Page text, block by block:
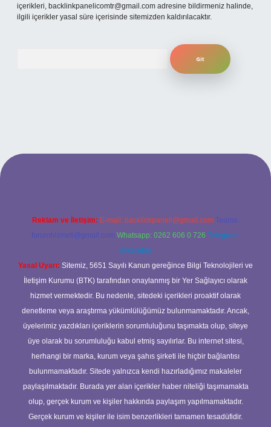
içerikleri, backlinkpanelicomtr@gmail.com adresine bildirmeniz halinde,
ilgili içerikler yasal süre içerisinde sitemizden kaldırılacaktır.
Reklam ve İletişim: E-mail: backlinkpaneli@gmail.com Teams:
forumhizmeti@gmail.com Whatsapp: 0262 606 0 726 Telegram:
@karabul
Yasal Uyarı: Sitemiz, 5651 Sayılı Kanun gereğince Bilgi Teknolojileri ve
İletişim Kurumu (BTK) tarafından onaylanmış bir Yer Sağlayıcı olarak
hizmet vermektedir. Bu nedenle, sitedeki içerikleri proaktif olarak
denetleme veya araştırma yükümlülüğümüz bulunmamaktadır. Ancak,
üyelerimiz yazdıkları içeriklerin sorumluluğunu taşımakta olup, siteye
üye olarak bu sorumluluğu kabul etmiş sayılırlar. Bu internet sitesi,
herhangi bir marka, kurum veya şahıs şirketi ile hiçbir bağlantısı
bulunmamaktadır. Sitede yalnızca kendi hazırladığımız makaleler
paylaşılmaktadır. Burada yer alan içerikler haber niteliği taşımamakta
olup, gerçek kurum ve kişiler hakkında paylaşım yapılmamaktadır.
Gerçek kurum ve kişiler ile isim benzerlikleri tamamen tesadüfidir.